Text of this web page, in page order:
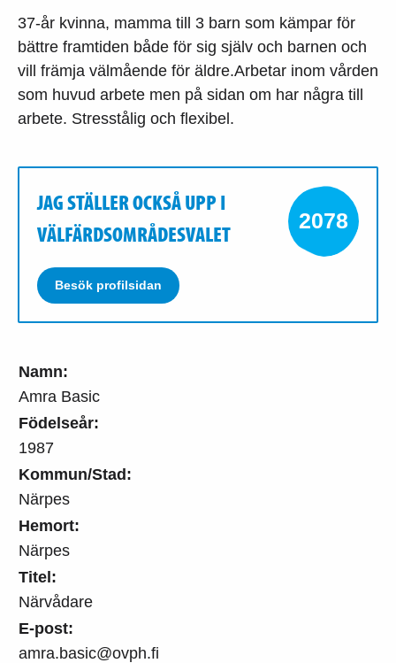
Namn:
Amra Basic
Födelseår:
1987
Kommun/Stad:
Närpes
Hemort:
Närpes
Titel:
Närvådare
E-post:
amra.basic@ovph.fi
37-år kvinna, mamma till 3 barn som kämpar för
bättre framtiden både för sig själv och barnen och
vill främja välmående för äldre.Arbetar inom vården
som huvud arbete men på sidan om har några till
arbete. Stresstålig och flexibel.
JAG STÄLLER OCKSÅ UPP I
VÄLFÄRDSOMRÅDESVALET
Besök profilsidan
2078